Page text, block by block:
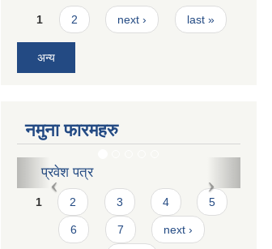
Pages
1 2 next › last »
अन्य
नमुना फारमहरु
करार सेवाको लागि दरखास्त फारमः
Pages
1 2 3 4 5
6 7 next ›